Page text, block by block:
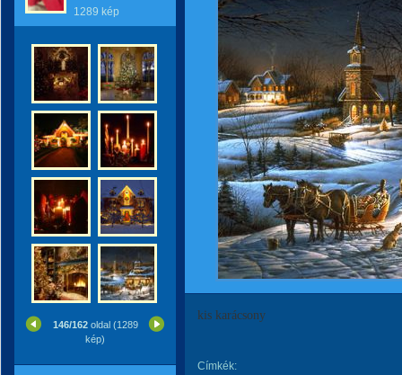
1289 kép
146/162oldal (1289
kép)
kis karácsony
Címkék: